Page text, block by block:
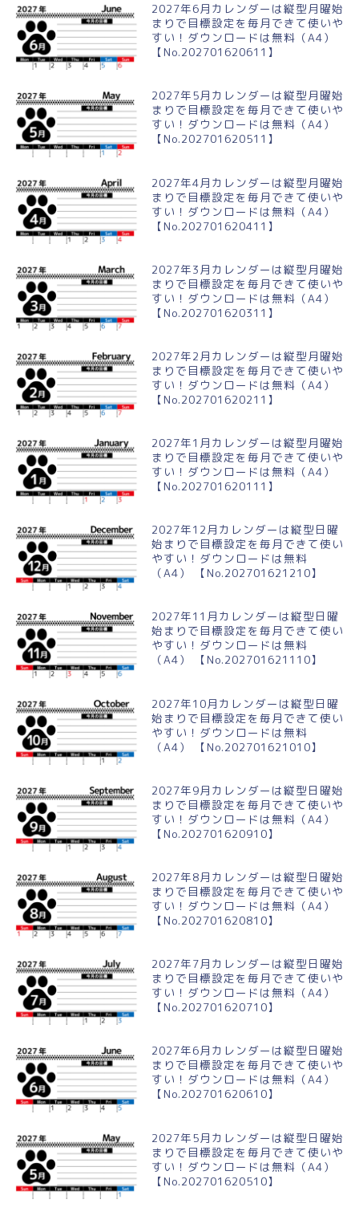
2027年6月カレンダーは縦型月曜始
まりで目標設定を毎月できて使いや
すい！ダウンロードは無料（A4）
【No.202701620611】
2027年5月カレンダーは縦型月曜始
まりで目標設定を毎月できて使いや
すい！ダウンロードは無料（A4）
【No.202701620511】
2027年4月カレンダーは縦型月曜始
まりで目標設定を毎月できて使いや
すい！ダウンロードは無料（A4）
【No.202701620411】
2027年3月カレンダーは縦型月曜始
まりで目標設定を毎月できて使いや
すい！ダウンロードは無料（A4）
【No.202701620311】
2027年2月カレンダーは縦型月曜始
まりで目標設定を毎月できて使いや
すい！ダウンロードは無料（A4）
【No.202701620211】
2027年1月カレンダーは縦型月曜始
まりで目標設定を毎月できて使いや
すい！ダウンロードは無料（A4）
【No.202701620111】
2027年12月カレンダーは縦型日曜
始まりで目標設定を毎月できて使い
やすい！ダウンロードは無料
（A4） 【No.202701621210】
2027年11月カレンダーは縦型日曜
始まりで目標設定を毎月できて使い
やすい！ダウンロードは無料
（A4） 【No.202701621110】
2027年10月カレンダーは縦型日曜
始まりで目標設定を毎月できて使い
やすい！ダウンロードは無料
（A4） 【No.202701621010】
2027年9月カレンダーは縦型日曜始
まりで目標設定を毎月できて使いや
すい！ダウンロードは無料（A4）
【No.202701620910】
2027年8月カレンダーは縦型日曜始
まりで目標設定を毎月できて使いや
すい！ダウンロードは無料（A4）
【No.202701620810】
2027年7月カレンダーは縦型日曜始
まりで目標設定を毎月できて使いや
すい！ダウンロードは無料（A4）
【No.202701620710】
2027年6月カレンダーは縦型日曜始
まりで目標設定を毎月できて使いや
すい！ダウンロードは無料（A4）
【No.202701620610】
2027年5月カレンダーは縦型日曜始
まりで目標設定を毎月できて使いや
すい！ダウンロードは無料（A4）
【No.202701620510】